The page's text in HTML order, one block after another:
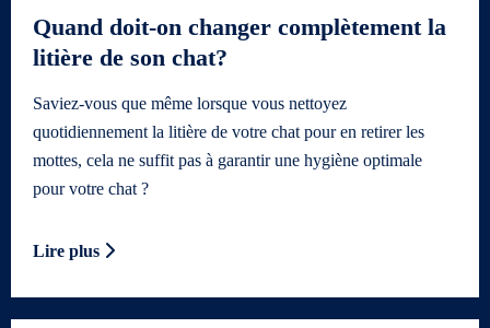
Quand doit-on changer complètement la
litière de son chat?
Saviez-vous que même lorsque vous nettoyez
quotidiennement la litière de votre chat pour en retirer les
mottes, cela ne suffit pas à garantir une hygiène optimale
pour votre chat ?
Lire plus